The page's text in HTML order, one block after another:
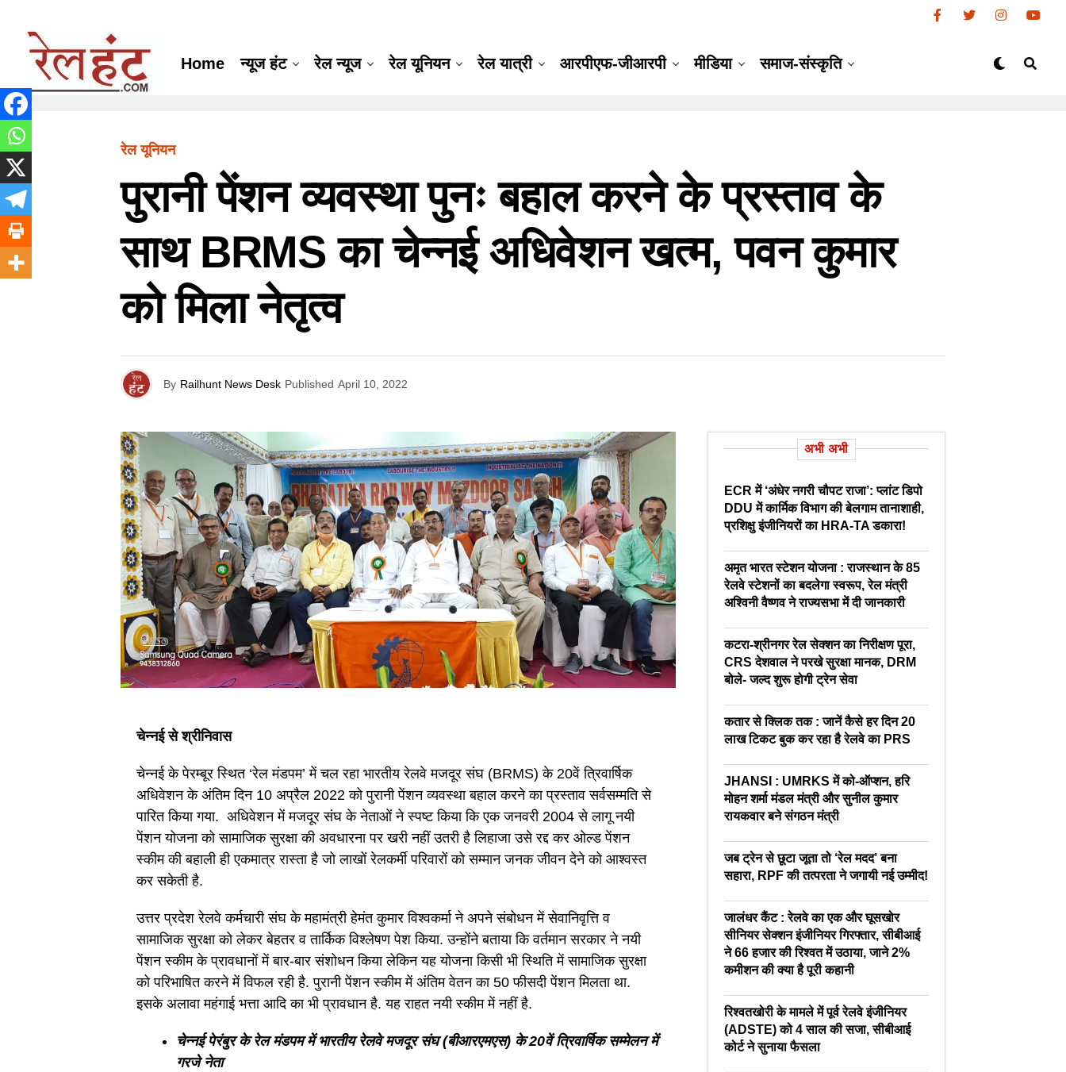
Home न्यूज हंट रेल न्यूज रेल यूनियन रेल यात्री आरपीएफ-जीआरपी मीडिया समाज-संस्कृति
रेल यूनियन
पुरानी पेंशन व्यवस्था पुनः बहाल करने के प्रस्ताव के
साथ BRMS का चेन्नई अधिवेशन खत्म, पवन कुमार
को मिला नेतृत्व
By Railhunt News Desk Published April 10, 2022
चेन्नई से श्रीनिवास
चेन्नई के पेरम्बूर स्थित ‘रेल मंडपम’ में चल रहा भारतीय रेलवे मजदूर संघ (BRMS) के 20वें त्रिवार्षिक
अधिवेशन के अंतिम दिन 10 अप्रैल 2022 को पुरानी पेंशन व्यवस्था बहाल करने का प्रस्ताव सर्वसम्मति से
पारित किया गया. अधिवेशन में मजदूर संघ के नेताओं ने स्पष्ट किया कि एक जनवरी 2004 से लागू नयी
पेंशन योजना को सामाजिक सुरक्षा की अवधारना पर खरी नहीं उतरी है लिहाजा उसे रद्द कर ओल्ड पेंशन
स्कीम की बहाली ही एकमात्र रास्ता है जो लाखों रेलकर्मी परिवारों को सम्मान जनक जीवन देने को आश्वस्त
कर सकेती है.
उत्तर प्रदेश रेलवे कर्मचारी संघ के महामंत्री हेमंत कुमार विश्वकर्मा ने अपने संबोधन में सेवानिवृत्ति व
सामाजिक सुरक्षा को लेकर बेहतर व तार्किक विश्लेषण पेश किया. उन्होंने बताया कि वर्तमान सरकार ने नयी
पेंशन स्कीम के प्रावधानों में बार-बार संशोधन किया लेकिन यह योजना किसी भी स्थिति में सामाजिक सुरक्षा
को परिभाषित करने में विफल रही है. पुरानी पेंशन स्कीम में अंतिम वेतन का 50 फीसदी पेंशन मिलता था.
इसके अलावा महंगाई भत्ता आदि का भी प्रावधान है. यह राहत नयी स्कीम में नहीं है.
चेन्नई पेरंबुर के रेल मंडपम में भारतीय रेलवे मजदूर संघ (बीआरएमएस) के 20वें त्रिवार्षिक सम्मेलन में
गरजे नेता
अभी अभी
ECR में ‘अंधेर नगरी चौपट राजा’: प्लांट डिपो
DDU में कार्मिक विभाग की बेलगाम तानाशाही,
प्रशिक्षु इंजीनियरों का HRA-TA डकारा!
अमृत भारत स्टेशन योजना : राजस्थान के 85
रेलवे स्टेशनों का बदलेगा स्वरूप, रेल मंत्री
अश्विनी वैष्णव ने राज्यसभा में दी जानकारी
कटरा-श्रीनगर रेल सेक्शन का निरीक्षण पूरा,
CRS देशवाल ने परखे सुरक्षा मानक, DRM
बोले- जल्द शुरू होगी ट्रेन सेवा
कतार से क्लिक तक : जानें कैसे हर दिन 20
लाख टिकट बुक कर रहा है रेलवे का PRS
JHANSI : UMRKS में को-ऑप्शन, हरि
मोहन शर्मा मंडल मंत्री और सुनील कुमार
रायकवार बने संगठन मंत्री
जब ट्रेन से छूटा जूता तो ‘रेल मदद’ बना
सहारा, RPF की तत्परता ने जगायी नई उम्मीद!
जालंधर कैंट : रेलवे का एक और घूसखोर
सीनियर सेक्शन इंजीनियर गिरफ्तार, सीबीआई
ने 66 हजार की रिश्वत में उठाया, जाने 2%
कमीशन की क्या है पूरी कहानी
रिश्वतखोरी के मामले में पूर्व रेलवे इंजीनियर
(ADSTE) को 4 साल की सजा, सीबीआई
कोर्ट ने सुनाया फैसला